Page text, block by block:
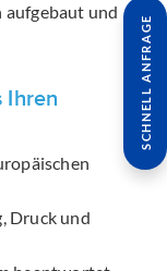
aufgebaut und
Ihren
Druck und
SCHNELL ANFRAGE